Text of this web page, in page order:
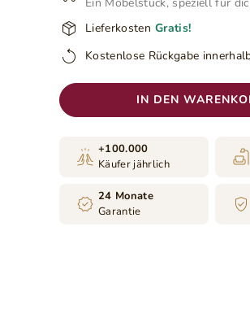
Lieferkosten Gratis!
Kostenlose Rückgabe
IN DEN
+100.000
Käufer jährlich
24 Monate
Garantie